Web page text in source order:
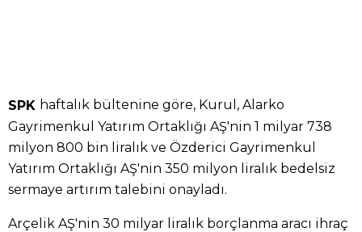
SPK haftalık bültenine göre, Kurul, Alarko
Gayrimenkul Yatırım Ortaklığı AŞ'nin 1 milyar 738
milyon 800 bin liralık ve Özderici Gayrimenkul
Yatırım Ortaklığı AŞ'nin 350 milyon liralık bedelsiz
sermaye artırım talebini onayladı.
Arçelik AŞ'nin 30 milyar liralık borçlanma aracı ihraç